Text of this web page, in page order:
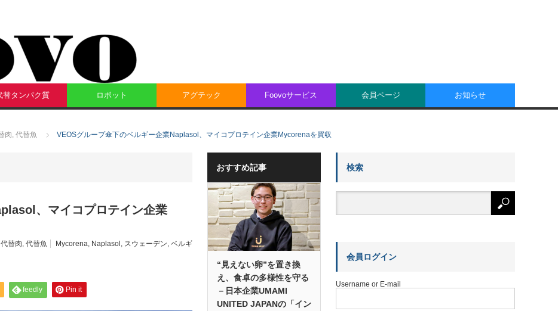
替タンパク質 ロボット アグテック Foovoサービス 会員ページ お知らせ
肉, 代替魚 VEOSグループ傘下のベルギー企業Naplasol、マイコプロテイン企業Mycorenaを買収
、マイコプロテイン企業
代替肉, 代替魚 Mycorena, Naplasol , スウェーデン, ベルギ
feedly Pin it
おすすめ記事
“見えない卵”を置き換
え、食卓の多様性を守る
－日本企業UMAMI
UNITED JAPANの「イン
検索
会員ログイン
Username or E-mail